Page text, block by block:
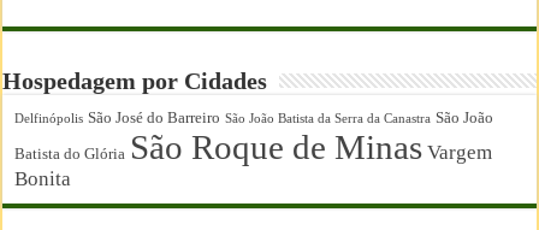
Hospedagem por Cidades
Delfinópolis São José do Barreiro São João Batista da Serra da Canastra São João
Batista do Glória São Roque de Minas Vargem
Bonita